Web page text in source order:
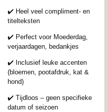
✔️ Heel veel compliment- en
titelteksten
✔️ Perfect voor Moederdag,
verjaardagen, bedankjes
✔️ Inclusief leuke accenten
(bloemen, pootafdruk, kat &
hond)
✔️ Tijdloos – geen specifieke
datum of seizoen